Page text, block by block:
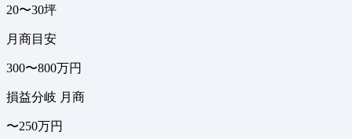
20〜30坪
月商目安
300〜800万円
損益分岐 月商
〜250万円